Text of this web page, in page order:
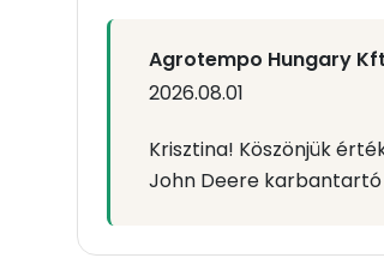
Agrotempo Hungary
2026.08.01
Krisztina! Köszönjük
John Deere